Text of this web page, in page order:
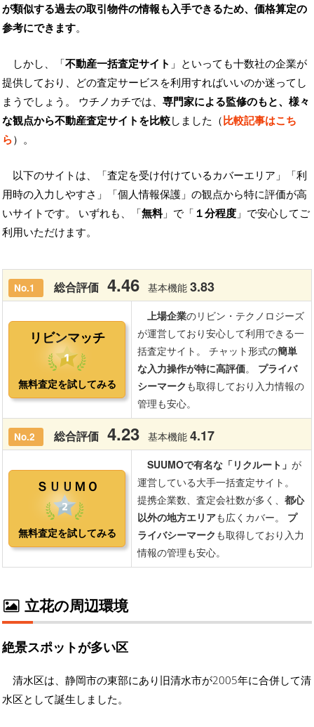
が類似する過去の取引物件の情報も入手できるため、価格算定の
参考にできます。
しかし、「不動産一括査定サイト 」といっても十数社の企業が
提供しており、どの査定サービスを利用すればいいのか迷ってし
まうでしょう。 ウチノカチでは、 専門家による監修のもと、様々
な観点から不動産査定サイトを比較しました（比較記事はこち
ら）。
以下のサイトは、「査定を受け付けているカバーエリア」「利
用時の入力しやすさ」「個人情報保護」の観点から特に評価が高
いサイトです。 いずれも、「無料」で「 １分程度 」で安心してご
利用いただけます。
立花の周辺環境
絶景スポットが多い区
清水区は、静岡市の東部にあり旧清水市が2005年に合併して清
水区として誕生しました。